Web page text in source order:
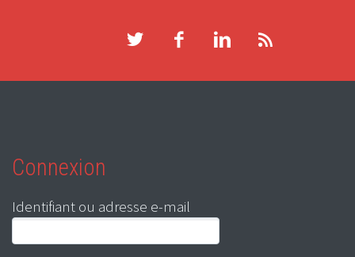
Connexion
Identifiant ou adresse e-mail